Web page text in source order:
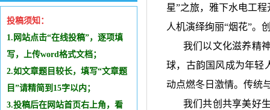
投稿须知：
1.网站点击“在线投稿”，逐项填
写，上传word格式文档；
2.如文章题目较长，填写“文章题
目”请精简到15字以内；
3.投稿后在网站首页右上角，看
星”之旅，雅下水电工
人机演绎绚丽“烟花”。
我们以文化滋养精
球，古韵国风成为年轻
动点燃冬日激情。传统
我们共创共享美好